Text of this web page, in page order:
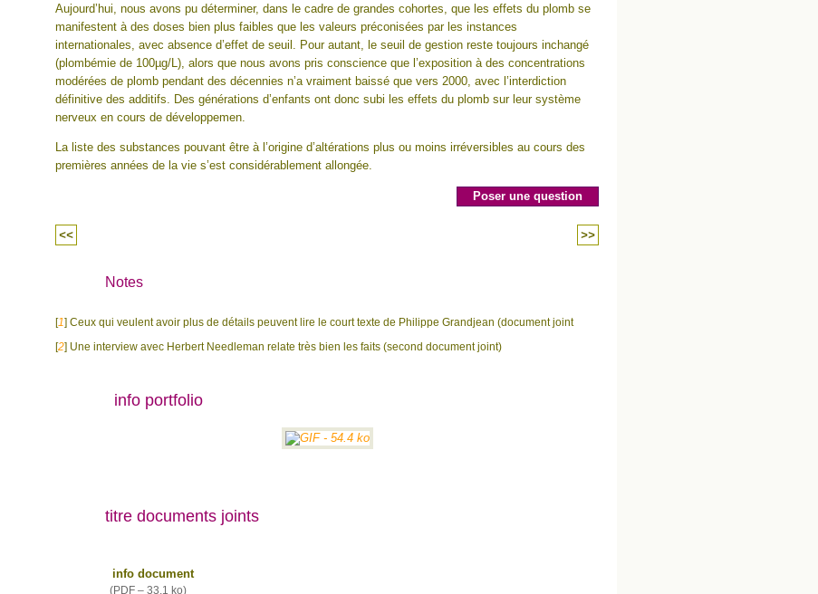
Aujourd’hui, nous avons pu déterminer, dans le cadre de grandes cohortes, que les effets du plomb se
manifestent à des doses bien plus faibles que les valeurs préconisées par les instances
internationales, avec absence d’effet de seuil. Pour autant, le seuil de gestion reste toujours inchangé
(plombémie de 100µg/L), alors que nous avons pris conscience que l’exposition à des concentrations
modérées de plomb pendant des décennies n’a vraiment baissé que vers 2000, avec l’interdiction
définitive des additifs. Des générations d’enfants ont donc subi les effets du plomb sur leur système
nerveux en cours de développemen.
La liste des substances pouvant être à l’origine d’altérations plus ou moins irréversibles au cours des
premières années de la vie s’est considérablement allongée.
Poser une question
<< >>
Notes
[1] Ceux qui veulent avoir plus de détails peuvent lire le court texte de Philippe Grandjean (document joint
[2] Une interview avec Herbert Needleman relate très bien les faits (second document joint)
info portfolio
titre documents joints
info document
(PDF – 33.1 ko)